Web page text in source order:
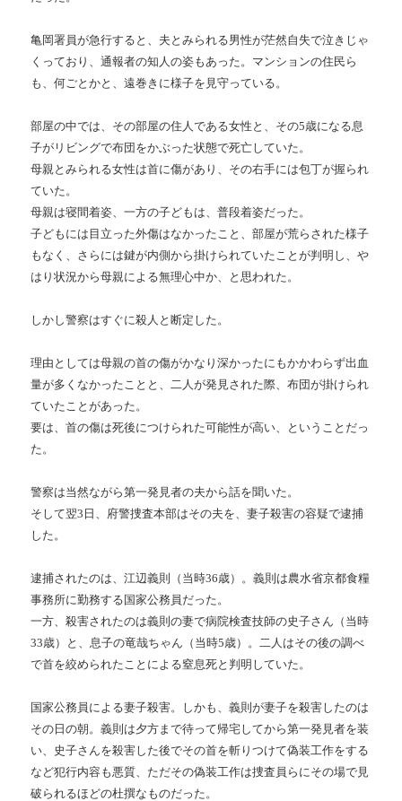
亀岡署員が急行すると、夫とみられる男性が茫然自失で泣きじゃ
くっており、通報者の知人の姿もあった。マンションの住民ら
も、何ごとかと、遠巻きに様子を見守っている。
部屋の中では、その部屋の住人である女性と、その5歳になる息
子がリビングで布団をかぶった状態で死亡していた。
母親とみられる女性は首に傷があり、その右手には包丁が握られ
ていた。
母親は寝間着姿、一方の子どもは、普段着姿だった。
子どもには目立った外傷はなかったこと、部屋が荒らされた様子
もなく、さらには鍵が内側から掛けられていたことが判明し、や
はり状況から母親による無理心中か、と思われた。
しかし警察はすぐに殺人と断定した。
理由としては母親の首の傷がかなり深かったにもかかわらず出血
量が多くなかったことと、二人が発見された際、布団が掛けられ
ていたことがあった。
要は、首の傷は死後につけられた可能性が高い、ということだっ
た。
警察は当然ながら第一発見者の夫から話を聞いた。
そして翌3日、府警捜査本部はその夫を、妻子殺害の容疑で逮捕
した。
逮捕されたのは、江辺義則（当時36歳）。義則は農水省京都食糧
事務所に勤務する国家公務員だった。
一方、殺害されたのは義則の妻で病院検査技師の史子さん（当時
33歳）と、息子の竜哉ちゃん（当時5歳）。二人はその後の調べ
で首を絞められたことによる窒息死と判明していた。
国家公務員による妻子殺害。しかも、義則が妻子を殺害したのは
その日の朝。義則は夕方まで待って帰宅してから第一発見者を装
い、史子さんを殺害した後でその首を斬りつけて偽装工作をする
など犯行内容も悪質、ただその偽装工作は捜査員らにその場で見
破られるほどの杜撰なものだった。